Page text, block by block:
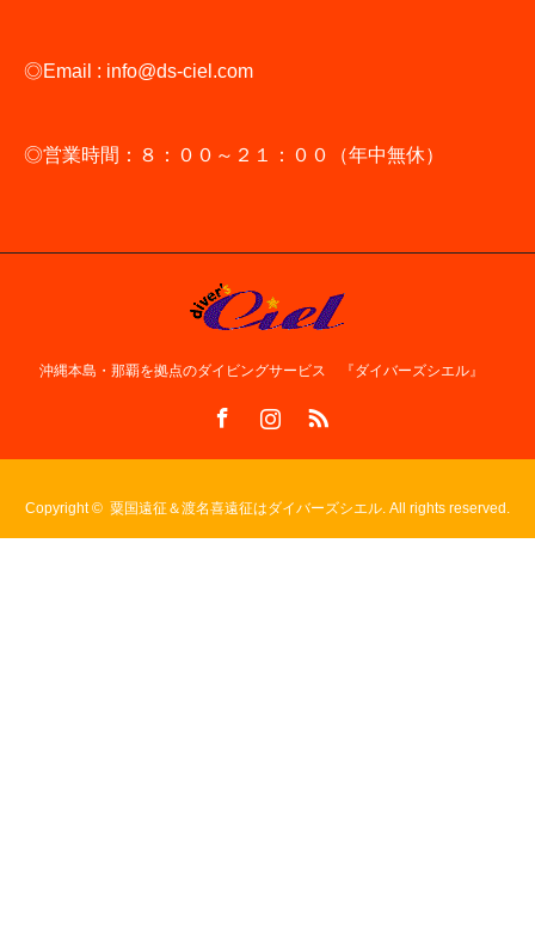
◎Email : info@ds-ciel.com
◎営業時間：８：００～２１：００（年中無休）
沖縄本島・那覇を拠点のダイビングサービス 『ダイバーズシエル』
Copyright © 粟国遠征＆渡名喜遠征はダイバーズシエル. All rights reserved.